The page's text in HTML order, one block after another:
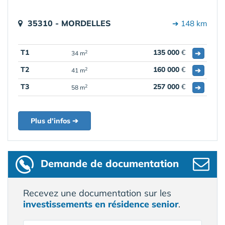
35310 - MORDELLES ➔ 148 km
T1 34 m2 135 000 €
➔
T2
41 m2 160 000 €
➔
T3
58 m2 257 000 € ➔
Plus d'infos ➔
Demande de documentation
Recevez une documentation sur les
investissements en résidence senior.